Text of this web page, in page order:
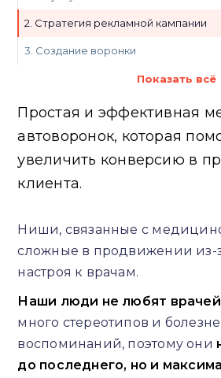
2. Стратегия рекламной кампании
3. Создание воронки
Показать всё
Простая и эффективная
автоворонок, которая
увеличить конверсию в
клиента.
Ниши, связанные с
сложные в продвижении из-
настроя к врачам.
Наши люди не любят врачей
много стереотипов и
воспоминаний, поэтому они
до последнего, но и